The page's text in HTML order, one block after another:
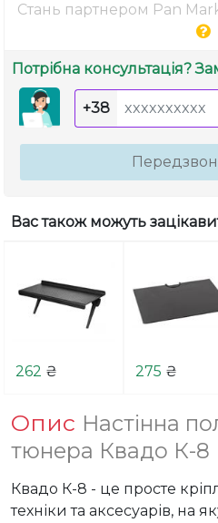
Стань партнером Pan
Потрібна консультація?
+38
Вас також можуть
262 ₴ 275 ₴
Опис Настінна
тюнера Квадо К-8
Квадо К-8 - це просте
техніки та аксесуарів, на